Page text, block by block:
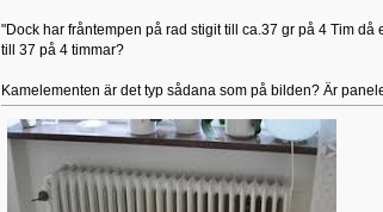
"Dock har fråntempen på rad stigit till ca.37 gr på 4 Tim
till 37 på 4 timmar?
Kamelementen är det typ sådana som på bilden? Är